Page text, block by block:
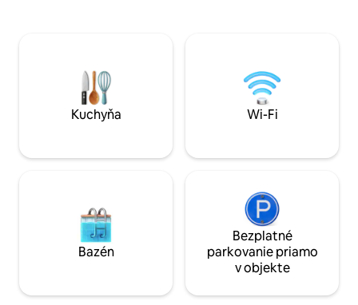
kuchynský/barový priestor, mikrovlnnú
rúru, minichladničku, priestranný
pracovný priestor, veľký biliardový stôl a
veľkú chladničku s mrazničkou v garáži.
*Upozorňujeme, že nie je k dispozícii
kuchyňou,
vchodom a
vychutnať si
stád jeleňov,
Kuchyňa Wi-Fi
Bazén
Bezplatné
parkovanie priamo
v objekte